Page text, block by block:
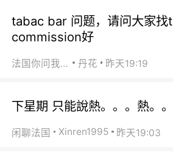
tabac bar 问题，请问大家
commission好
法国你问我答 丹花 昨天19:19
下星期 只能說熱。。。熱。
闲聊法国 Xinren1995 昨天19:03